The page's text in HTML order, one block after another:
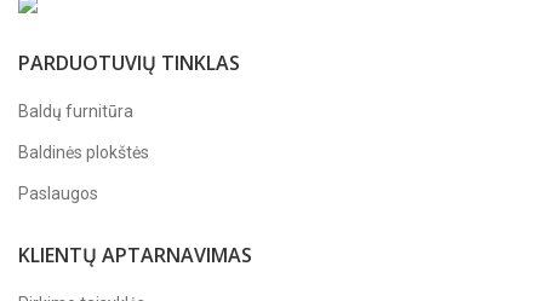
PARDUOTUVIŲ TINKLAS
Baldų furnitūra
Baldinės plokštės
Paslaugos
KLIENTŲ APTARNAVIMAS